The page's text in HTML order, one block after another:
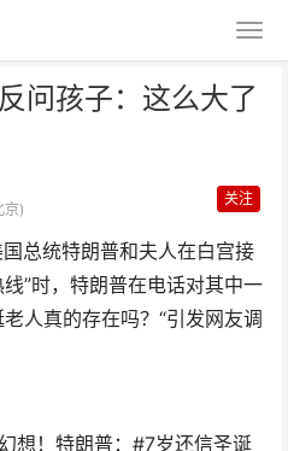
问孩子：这么大了
京)
关注
统特朗普和夫人在白宫接
”时，特朗普在电话对其中一
人真的存在吗？“引发网友调
！特朗普：#7岁还信圣诞
子：这么